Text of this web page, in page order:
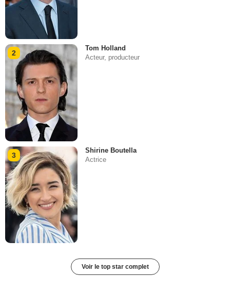
2
Tom Holland
Acteur, producteur
3
Shirine Boutella
Actrice
Voir le top star complet